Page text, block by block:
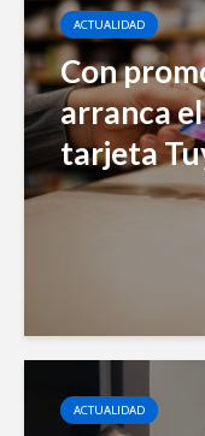
ACTUALIDAD
Con
arranca
tarjeta
ACTUALIDAD